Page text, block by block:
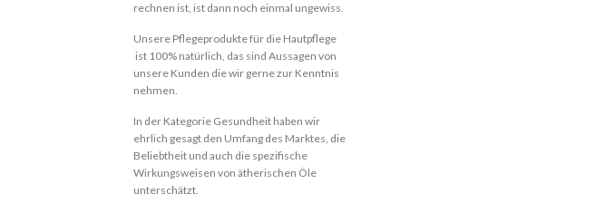
rechnen ist, ist dann noch einmal ungewiss.
Unsere Pflegeprodukte für die Hautpflege
ist 100% natürlich, das sind Aussagen von
unsere Kunden die wir gerne zur Kenntnis
nehmen.
In der Kategorie Gesundheit haben wir
ehrlich gesagt den Umfang des Marktes, die
Beliebtheit und auch die spezifische
Wirkungsweisen von ätherischen Öle
unterschätzt.